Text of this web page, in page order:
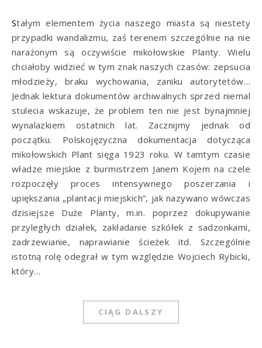
Stałym elementem życia naszego miasta są niestety
przypadki wandalizmu, zaś terenem szczególnie na nie
narażonym są oczywiście mikołowskie Planty. Wielu
chciałoby widzieć w tym znak naszych czasów: zepsucia
młodzieży, braku wychowania, zaniku autorytetów…
Jednak lektura dokumentów archiwalnych sprzed niemal
stulecia wskazuje, że problem ten nie jest bynajmniej
wynalazkiem ostatnich lat. Zacznijmy jednak od
początku. Polskojęzyczna dokumentacja dotycząca
mikołowskich Plant sięga 1923 roku. W tamtym czasie
władze miejskie z burmistrzem Janem Kojem na czele
rozpoczęły proces intensywnego poszerzania i
upiększania „plantacji miejskich”, jak nazywano wówczas
dzisiejsze Duże Planty, m.in. poprzez dokupywanie
przyległych działek, zakładanie szkółek z sadzonkami,
zadrzewianie, naprawianie ścieżek itd. Szczególnie
istotną rolę odegrał w tym względzie Wojciech Rybicki,
który…
CIĄG DALSZY